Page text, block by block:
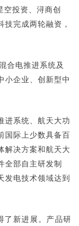
投资、浔商创
完成两轮融资，
合电推进系统及
小企业、创新型中
进系统、航天大功
国际上少数具备百
解决方案和航天大
全部自主研发制
发电技术领域达到
了新进展。产品研